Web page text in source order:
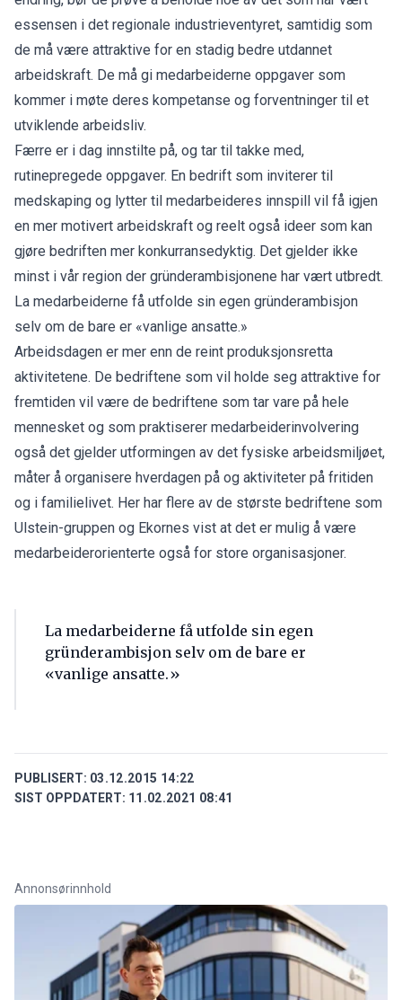
essensen i det regionale industrieventyret, samtidig som
de må være attraktive for en stadig bedre utdannet
arbeidskraft. De må gi medarbeiderne oppgaver som
kommer i møte deres kompetanse og forventninger til et
utviklende arbeidsliv.
Færre er i dag innstilte på, og tar til takke med,
rutinepregede oppgaver. En bedrift som inviterer til
medskaping og lytter til medarbeideres innspill vil få igjen
en mer motivert arbeidskraft og reelt også ideer som kan
gjøre bedriften mer konkurransedyktig. Det gjelder ikke
minst i vår region der gründerambisjonene har vært utbredt.
La medarbeiderne få utfolde sin egen gründerambisjon
selv om de bare er «vanlige ansatte.»
Arbeidsdagen er mer enn de reint produksjonsretta
aktivitetene. De bedriftene som vil holde seg attraktive for
fremtiden vil være de bedriftene som tar vare på hele
mennesket og som praktiserer medarbeiderinvolvering
også det gjelder utformingen av det fysiske arbeidsmiljøet,
måter å organisere hverdagen på og aktiviteter på fritiden
og i familielivet. Her har flere av de største bedriftene som
Ulstein-gruppen og Ekornes vist at det er mulig å være
medarbeiderorienterte også for store organisasjoner.
La medarbeiderne få utfolde sin egen
gründerambisjon selv om de bare er
«vanlige ansatte.»
PUBLISERT: 03.12.2015 14:22
SIST OPPDATERT: 11.02.2021 08:41
Annonsørinnhold